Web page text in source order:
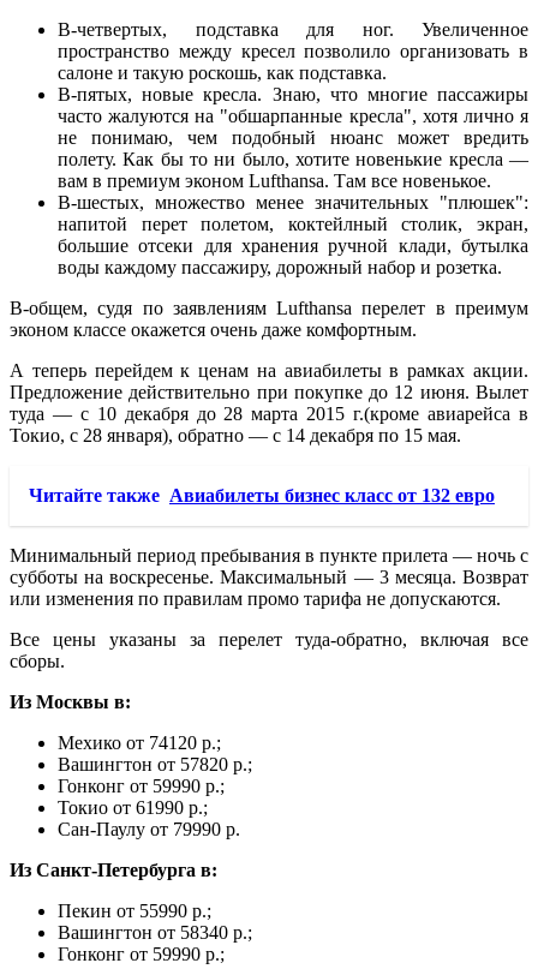
В-четвертых, подставка для ног. Увеличенное
пространство между кресел позволило организовать в
салоне и такую роскошь, как подставка.
В-пятых, новые кресла. Знаю, что многие пассажиры
часто жалуются на "обшарпанные кресла", хотя лично я
не понимаю, чем подобный нюанс может вредить
полету. Как бы то ни было, хотите новенькие кресла —
вам в премиум эконом Lufthansa. Там все новенькое.
В-шестых, множество менее значительных "плюшек":
напитой перет полетом, коктейлный столик, экран,
большие отсеки для хранения ручной клади, бутылка
воды каждому пассажиру, дорожный набор и розетка.
В-общем, судя по заявлениям Lufthansa перелет в преимум
эконом классе окажется очень даже комфортным.
А теперь перейдем к ценам на авиабилеты в рамках акции.
Предложение действительно при покупке до 12 июня. Вылет
туда — с 10 декабря до 28 марта 2015 г.(кроме авиарейса в
Токио, с 28 января), обратно — с 14 декабря по 15 мая.
Читайте также Авиабилеты бизнес класс от 132 евро
Минимальный период пребывания в пункте прилета — ночь с
субботы на воскресенье. Максимальный — 3 месяца. Возврат
или изменения по правилам промо тарифа не допускаются.
Все цены указаны за перелет туда-обратно, включая все
сборы.
Из Москвы в:
Мехико от 74120 р.;
Вашингтон от 57820 р.;
Гонконг от 59990 р.;
Токио от 61990 р.;
Сан-Паулу от 79990 р.
Из Санкт-Петербурга в:
Пекин от 55990 р.;
Вашингтон от 58340 р.;
Гонконг от 59990 р.;